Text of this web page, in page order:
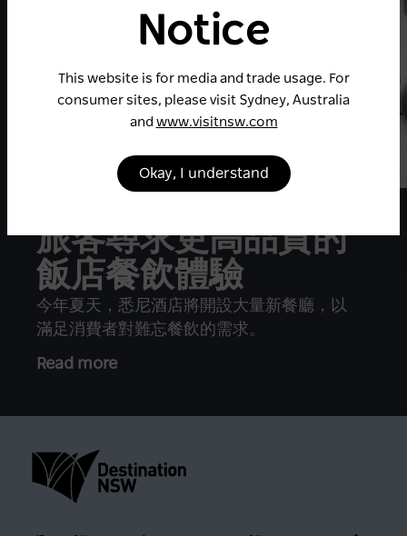
旅客尋求更高品質的
飯店餐飲體驗
今年夏天，悉尼酒店將開設大量新餐廳，以
滿足消費者對難忘餐飲的需求。
Read more
Notice
This website is for media and trade usage. For
consumer sites, please visit Sydney, Australia
and www.visitnsw.com
Okay, I understand